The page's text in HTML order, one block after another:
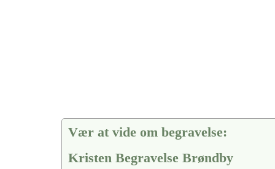
Vær at vide om begravelse:
Kristen Begravelse Brøndby